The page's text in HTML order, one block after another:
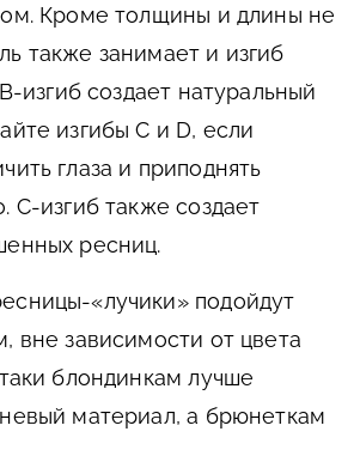
Кроме толщины и длины не
также занимает и изгиб
изгиб создает натуральный
изгибы С и D, если
глаза и приподнять
С-изгиб также создает
ресниц.
«лучики» подойдут
вне зависимости от цвета
блондинкам лучше
материал, а брюнеткам